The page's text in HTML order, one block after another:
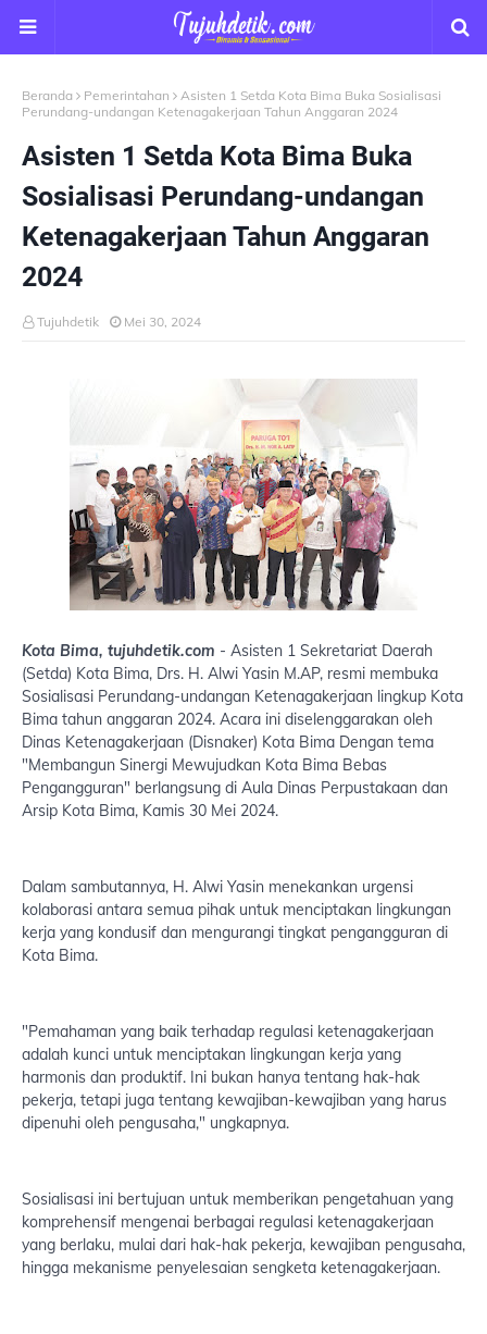
Beranda Pemerintahan
Asisten 1 Setda Kota Bima Buka Sosialisasi
Perundang-undangan Ketenagakerjaan Tahun Anggaran 2024
Asisten 1 Setda Kota Bima Buka
Sosialisasi Perundang-undangan
Ketenagakerjaan Tahun Anggaran
2024
Tujuhdetik Mei 30, 2024
Kota Bima, tujuhdetik.com - Asisten 1 Sekretariat Daerah
(Setda) Kota Bima, Drs. H. Alwi Yasin M.AP, resmi membuka
Sosialisasi Perundang-undangan Ketenagakerjaan lingkup Kota
Bima tahun anggaran 2024. Acara ini diselenggarakan oleh
Dinas Ketenagakerjaan (Disnaker) Kota Bima Dengan tema
"Membangun Sinergi Mewujudkan Kota Bima Bebas
Pengangguran" berlangsung di Aula Dinas Perpustakaan dan
Arsip Kota Bima, Kamis 30 Mei 2024.
Dalam sambutannya, H. Alwi Yasin menekankan urgensi
kolaborasi antara semua pihak untuk menciptakan lingkungan
kerja yang kondusif dan mengurangi tingkat pengangguran di
Kota Bima.
"Pemahaman yang baik terhadap regulasi ketenagakerjaan
adalah kunci untuk menciptakan lingkungan kerja yang
harmonis dan produktif. Ini bukan hanya tentang hak-hak
pekerja, tetapi juga tentang kewajiban-kewajiban yang harus
dipenuhi oleh pengusaha," ungkapnya.
Sosialisasi ini bertujuan untuk memberikan pengetahuan yang
komprehensif mengenai berbagai regulasi ketenagakerjaan
yang berlaku, mulai dari hak-hak pekerja, kewajiban pengusaha,
hingga mekanisme penyelesaian sengketa ketenagakerjaan.